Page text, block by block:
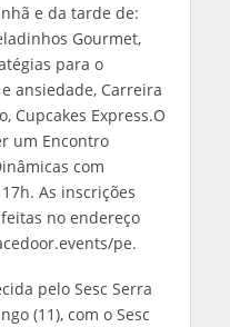
e da tarde de:
Gourmet,
para o
ansiedade, Carreira
Cupcakes Express.O
um Encontro
com
As inscrições
no endereço
pe.
pelo Sesc Serra
(11), com o Sesc